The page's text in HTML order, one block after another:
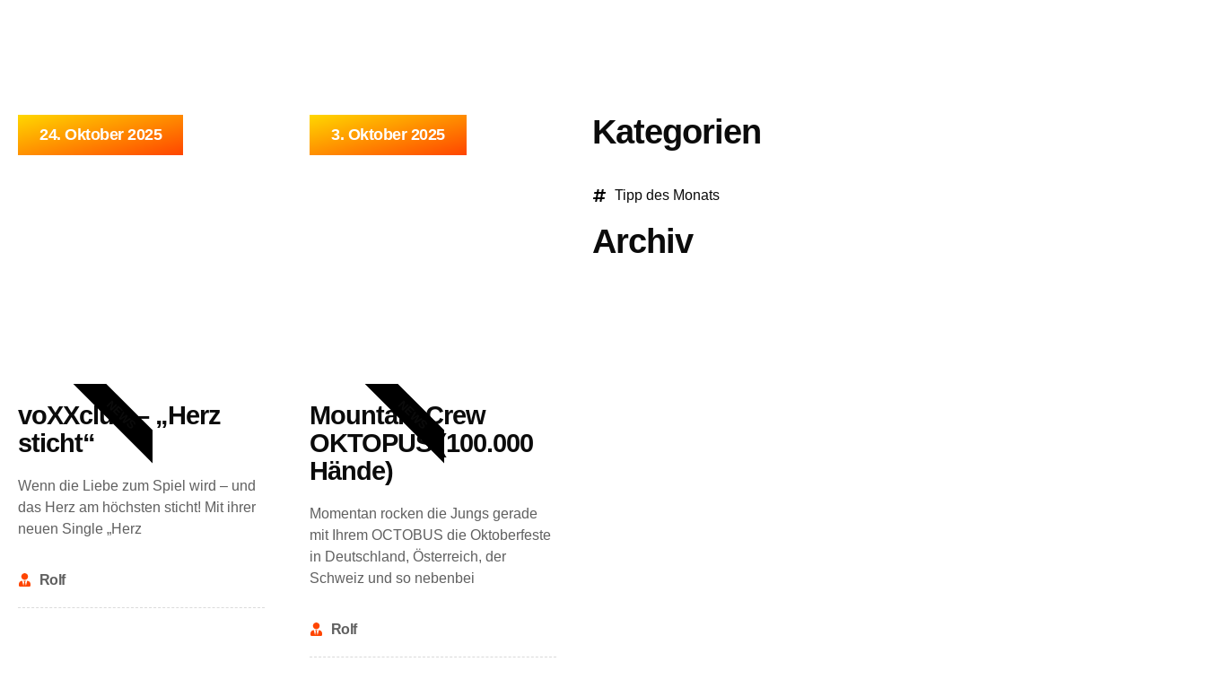
24. Oktober 2025
NEWS
voXXclub – „Herz
sticht“
Wenn die Liebe zum Spiel wird – und
das Herz am höchsten sticht! Mit ihrer
neuen Single „Herz
Rolf
3. Oktober 2025
NEWS
Mountain Crew
OKTOPUS (100.000
Hände)
Momentan rocken die Jungs gerade
mit Ihrem OCTOBUS die Oktoberfeste
in Deutschland, Österreich, der
Schweiz und so nebenbei
Rolf
Kategorien
Tipp des Monats
Archiv